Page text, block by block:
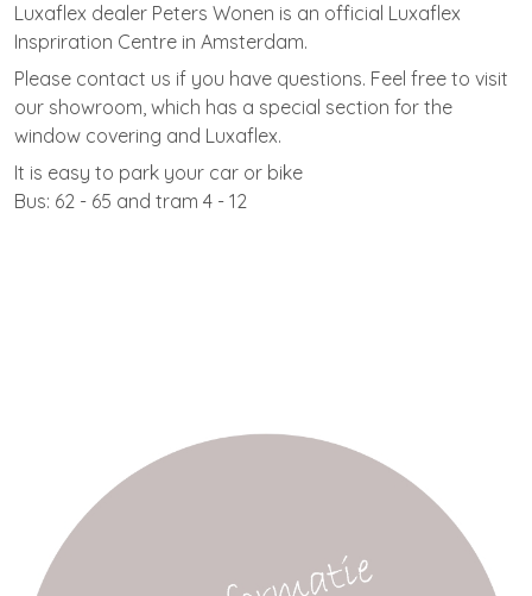
Luxaflex dealer Peters Wonen is an official Luxaflex
Inspriration Centre in Amsterdam.
Please contact us if you have questions. Feel free to visit
our showroom, which has a special section for the
window covering and Luxaflex.
It is easy to park your car or bike
Bus: 62 - 65 and tram 4 - 12